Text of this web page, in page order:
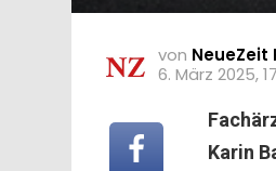
von NeueZeit
6. März 2025,
Karin